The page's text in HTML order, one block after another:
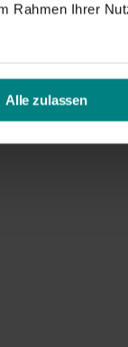
Rahmen Ihrer
Alle zulassen